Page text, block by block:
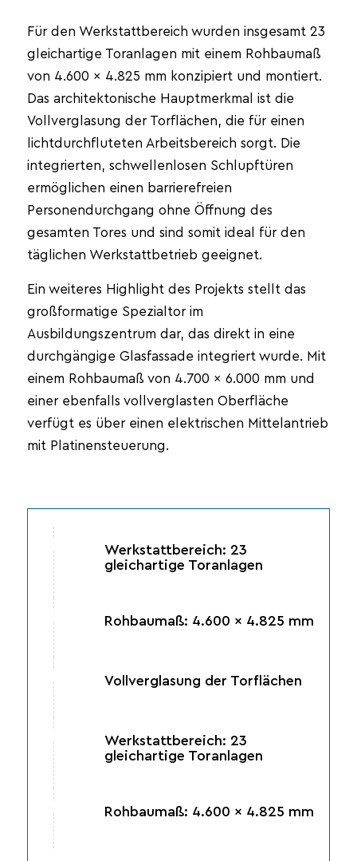
Für den Werkstattbereich wurden insgesamt 23
gleichartige Toranlagen mit einem Rohbaumaß
von 4.600 × 4.825 mm konzipiert und montiert.
Das architektonische Hauptmerkmal ist die
Vollverglasung der Torflächen, die für einen
lichtdurchfluteten Arbeitsbereich sorgt. Die
integrierten, schwellenlosen Schlupftüren
ermöglichen einen barrierefreien
Personendurchgang ohne Öffnung des
gesamten Tores und sind somit ideal für den
täglichen Werkstattbetrieb geeignet.
Ein weiteres Highlight des Projekts stellt das
großformatige Spezialtor im
Ausbildungszentrum dar, das direkt in eine
durchgängige Glasfassade integriert wurde. Mit
einem Rohbaumaß von 4.700 × 6.000 mm und
einer ebenfalls vollverglasten Oberfläche
verfügt es über einen elektrischen Mittelantrieb
mit Platinensteuerung.
Werkstattbereich: 23
gleichartige Toranlagen
Rohbaumaß: 4.600 × 4.825 mm
Vollverglasung der Torflächen
Werkstattbereich: 23
gleichartige Toranlagen
Rohbaumaß: 4.600 × 4.825 mm